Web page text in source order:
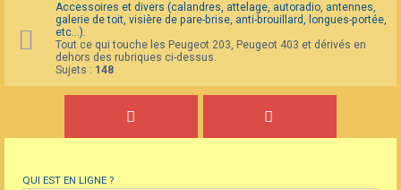
Accessoires et divers (calandres, attelage, autoradio, antennes,
galerie de toit, visière de pare-brise, anti-brouillard, longues-portée,
etc...).
Tout ce qui touche les Peugeot 203, Peugeot 403 et dérivés en
dehors des rubriques ci-dessus.
Sujets : 148
QUI EST EN LIGNE ?